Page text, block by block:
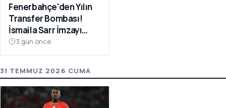
Fenerbahçe'den Yılın
Transfer Bombası!
İsmaila Sarr İmzayı
Atıyor
3 gün önce
31 TEMMUZ 2026 CUMA